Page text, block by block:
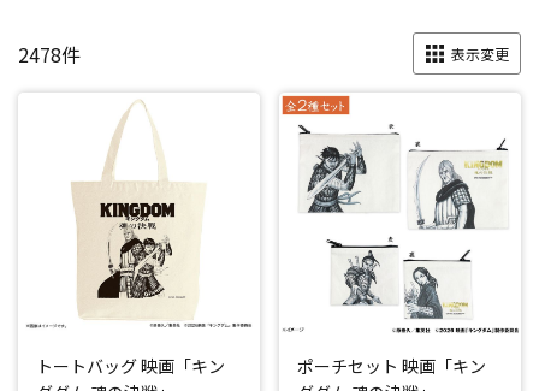
2478件 表示変更
トートバッグ 映画「キン
ポーチセット 映画「キン